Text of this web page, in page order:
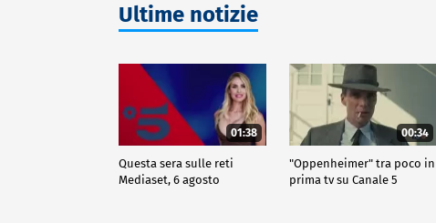
Ultime notizie
01:38
Questa sera sulle reti
Mediaset, 6 agosto
00:34
"Oppenheimer" tra poco in
prima tv su Canale 5